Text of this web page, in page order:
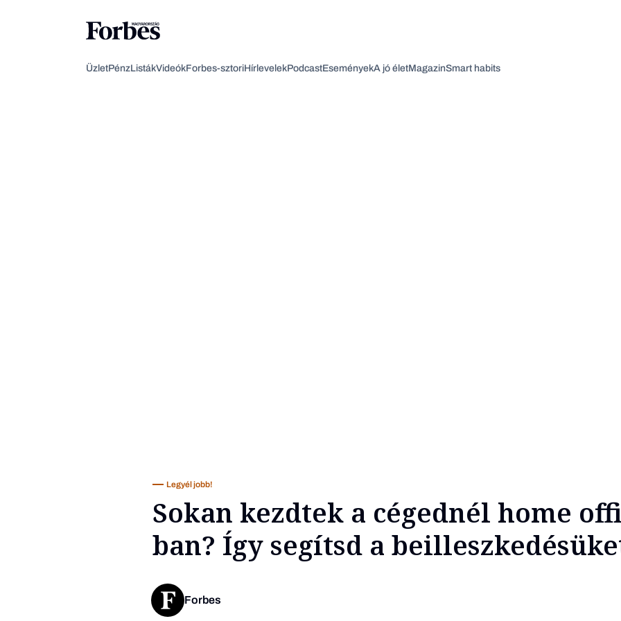
ÜzletPénzListákVideókForbes-sztoriHírlevelekPodcastEseményekA jó életMagazinSmart habits
Legyél jobb!
Sokan kezdtek a cégednél home
ban? Így segítsd a
Forbes